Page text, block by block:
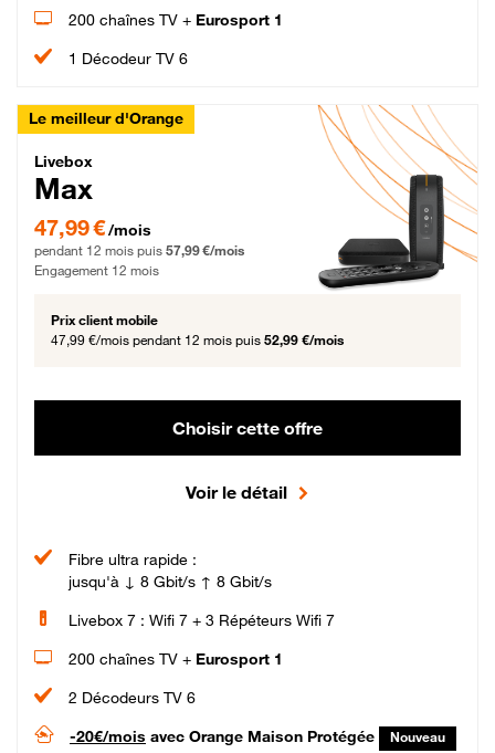
200 chaînes TV + Eurosport 1
1 Décodeur TV 6
Le meilleur d'Orange
Livebox Max Fibre
Livebox
Max
47,99 € par mois pendant 12 mois puis 57,99 € par mois, Engagement 12 mois
47,99 €/mois
pendant 12 mois puis 57,99 €/mois
Engagement 12 mois
Prix client mobile
47,99 €/mois pendant 12 mois puis 52,99 €/mois
Choisir cette offre
Voir le détail
Fibre ultra rapide :
jusqu'à ↓ 8 Gbit/s ↑ 8 Gbit/s
Livebox 7 : Wifi 7 + 3 Répéteurs Wifi 7
200 chaînes TV + Eurosport 1
2 Décodeurs TV 6
-20€/mois avec Orange Maison Protégée Nouveau